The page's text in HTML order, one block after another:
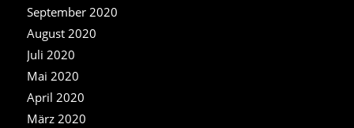
September 2020
August 2020
Juli 2020
Mai 2020
April 2020
März 2020